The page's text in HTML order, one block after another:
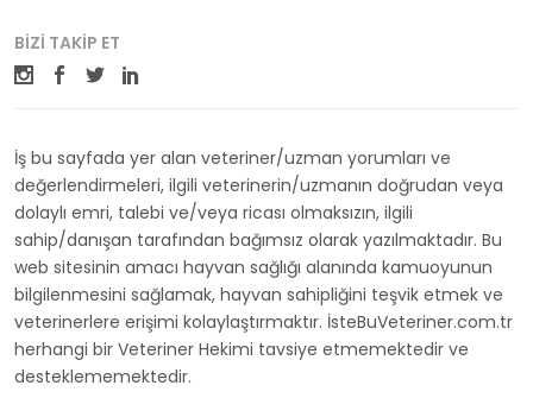
BIZI TAKIP ET
İş bu sayfada yer alan veteriner/uzman yorumları ve
değerlendirmeleri, ilgili veterinerin/uzmanın doğrudan veya
dolaylı emri, talebi ve/veya ricası olmaksızın, ilgili
sahip/danışan tarafından bağımsız olarak yazılmaktadır. Bu
web sitesinin amacı hayvan sağlığı alanında kamuoyunun
bilgilenmesini sağlamak, hayvan sahipliğini teşvik etmek ve
veterinerlere erişimi kolaylaştırmaktır. İsteBuVeteriner.com.tr
herhangi bir Veteriner Hekimi tavsiye etmemektedir ve
desteklememektedir.